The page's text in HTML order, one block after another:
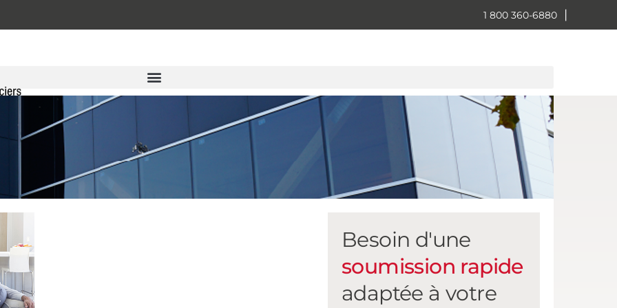
1 800 360-6880 |
Besoin d'une
soumission rapide
adaptée à votre